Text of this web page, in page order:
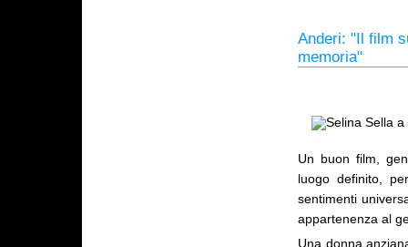
Anderi: "Il film
memoria"
Un buon film,
luogo definito,
sentimenti
appartenenza al
Una donna